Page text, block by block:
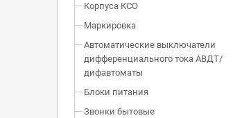
Корпуса КСО
Маркировка
Автоматические выключатели
дифференциального тока АВДТ/
дифавтоматы
Блоки питания
Звонки бытовые